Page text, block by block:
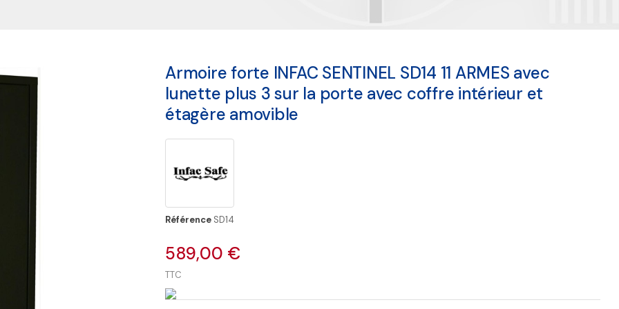
Armoire forte INFAC SENTINEL SD14 11 ARMES avec
lunette plus 3 sur la porte avec coffre intérieur et
étagère amovible
Référence SD14
589,00 €
TTC